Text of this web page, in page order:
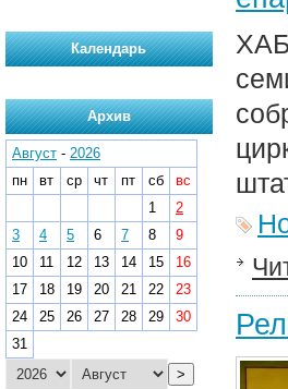
Календарь
Архив
Август - 2026
пн
вт ср чт пт сб
вс
1
2
3
4 5 6 7 8
9
10
11 12 13 14 15
16
17
18 19 20 21 22
23
24
25 26 27 28 29
30
31
>